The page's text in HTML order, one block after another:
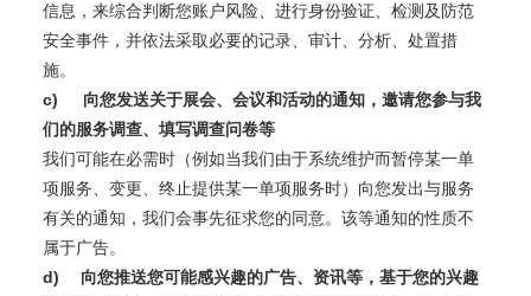
信息，来综合判断您账户风险、进行身份验证、检测及防范
安全事件，并依法采取必要的记录、审计、分析、处置措
施。
c)
向您发送关于展会、会议和活动的通知，邀请您参与我
们的服务调查、填写调查问卷等
我们可能在必需时（例如当我们由于系统维护而暂停某一单
项服务、变更、终止提供某一单项服务时）向您发出与服务
有关的通知，我们会事先征求您的同意。该等通知的性质不
属于广告。
d)
向您推送您可能感兴趣的广告、资讯等，基于您的兴趣